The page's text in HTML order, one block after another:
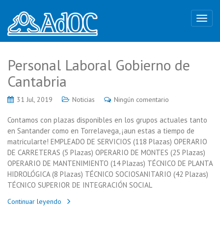
Personal Laboral Gobierno de
Cantabria
31 Jul, 2019 Noticias Ningún comentario
Contamos con plazas disponibles en los grupos actuales tanto
en Santander como en Torrelavega, ¡aun estas a tiempo de
matricularte! EMPLEADO DE SERVICIOS (118 Plazas) OPERARIO
DE CARRETERAS (5 Plazas) OPERARIO DE MONTES (25 Plazas)
OPERARIO DE MANTENIMIENTO (14 Plazas) TÉCNICO DE PLANTA
HIDROLÓGICA (8 Plazas) TÉCNICO SOCIOSANITARIO (42 Plazas)
TÉCNICO SUPERIOR DE INTEGRACIÓN SOCIAL
Continuar leyendo